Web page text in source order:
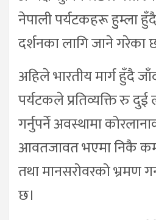
नेपाली पर्यटकहरू हुुम्ला
दर्शनका लागि जाने गरेका
अहिले भारतीय मार्ग हुँदै
पर्यटकले प्रतिव्यक्ति रु
गर्नुपर्ने अवस्थामा
आवतजावत भएमा निकै
तथा मानसरोवरको भ्रमण
छ।